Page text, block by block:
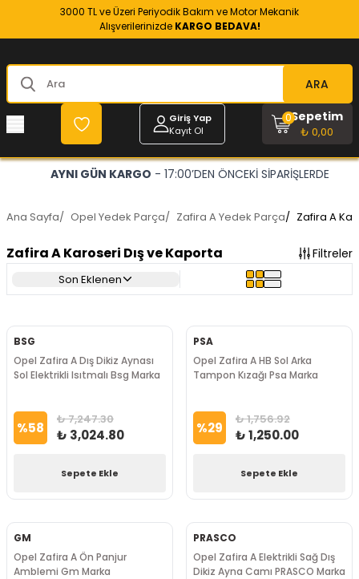
3000 TL ve Üzeri Periyodik Bakım ve Motor Mekanik
Alışverilerinizde KARGO BEDAVA!
ARA
Giriş Yap
Kayıt Ol
Sepetim
₺ 0,00
0
OPEL VE CHEVROLET- RESMİ YEDEK PARÇACINIZ
Ana Sayfa/ Opel Yedek Parça/ Zafira A Yedek Parça/ Zafira A
Zafira A Karoseri Dış ve Kaporta Filtreler
Son Eklenen
BSG
Opel Zafira A Dış Dikiz Aynası
Sol Elektrikli Isıtmalı Bsg Marka
%58 ₺ 7,247.30
₺ 3,024.80
Sepete Ekle
PSA
Opel Zafira A HB Sol Arka
Tampon Kızağı Psa Marka
%29 ₺ 1,756.92
₺ 1,250.00
Sepete Ekle
GM
Opel Zafira A Ön Panjur
Amblemi Gm Marka
PRASCO
Opel Zafira A Elektrikli Sağ Dış
Dikiz Ayna Camı PRASCO Marka